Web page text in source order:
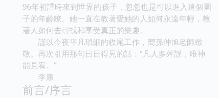
96年初譯時來到世界的孩子，忽忽也是可以進入這個園
子的年齡瞭。她一直在教著愛她的人如何永遠年輕，教
著人如何去尋找和享受真正的樂趣。
謹以今夜平凡瑣細的收尾工作，嚮孫仲旭老師緻
敬。再次引用那句日日得見的話：“凡人多舛誤，唯神
能見宥。”
李康
前言/序言